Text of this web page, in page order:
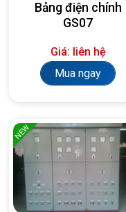
Bảng điện chính
GS07
Giá: liên hệ
Mua ngay
NEW